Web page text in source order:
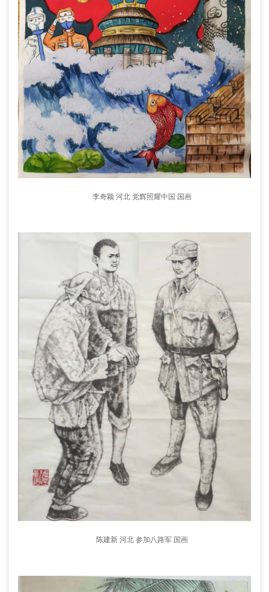
李奇颖 河北 党辉照耀中国 国画
陈建新 河北 参加八路军 国画